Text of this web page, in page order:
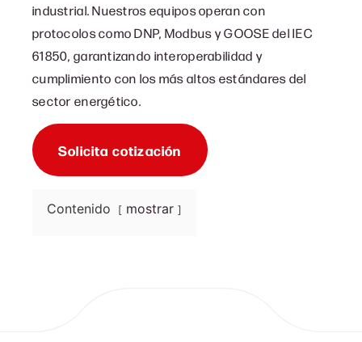
industrial. Nuestros equipos operan con
protocolos como DNP, Modbus y GOOSE del IEC
61850, garantizando interoperabilidad y
cumplimiento con los más altos estándares del
sector energético.
Solicita cotización
Contenido mostrar